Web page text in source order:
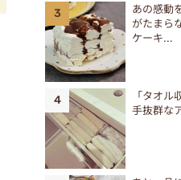
あの感動
がたまら
ケーキ...
「タオ
手抜群な